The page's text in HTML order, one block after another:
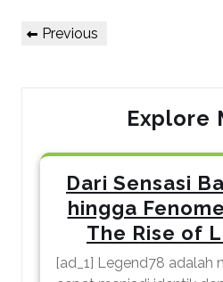
Post
Previous
Previous
Explore
Dari Sensasi
hingga
The Rise of
[ad_1] Legend78 adalah